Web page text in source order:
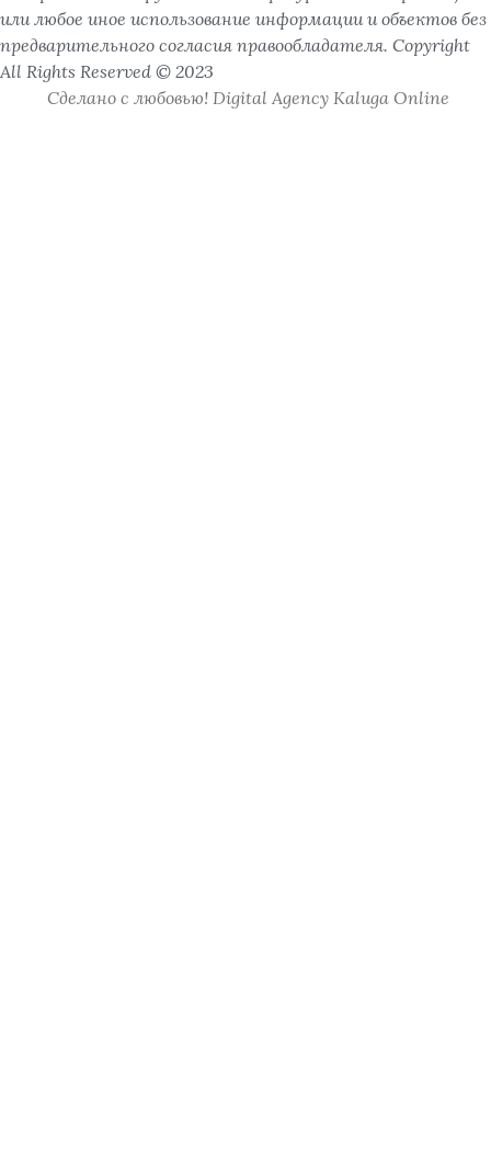
или любое иное использование информации и объектов без
предварительного согласия правообладателя. Copyright
All Rights Reserved © 2023
Сделано с любовью! Digital Agency Kaluga Online